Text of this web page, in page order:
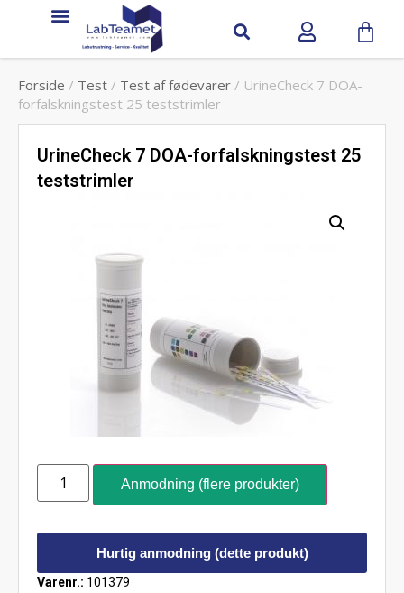
Forside / Test / Test af fødevarer / UrineCheck 7 DOA-
forfalskningstest 25 teststrimler
UrineCheck 7 DOA-forfalskningstest 25
teststrimler
Anmodning (flere produkter)
Hurtig anmodning (dette produkt)
Varenr.: 101379